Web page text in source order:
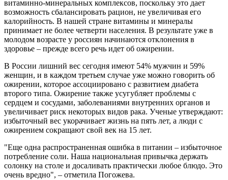
витаминно-минеральных комплексов, поскольку это дает
возможность сбалансировать рацион, не увеличивая его
калорийность. В нашей стране витамины и минералы
принимает не более четверти населения. В результате уже в
молодом возрасте у россиян начинаются отклонения в
здоровье – прежде всего речь идет об ожирении.
В России лишний вес сегодня имеют 54% мужчин и 59%
женщин, и в каждом третьем случае уже можно говорить об
ожирении, которое ассоциировано с развитием диабета
второго типа. Ожирение также усугубляет проблемы с
сердцем и сосудами, заболеваниями внутренних органов и
увеличивает риск некоторых видов рака. Ученые утверждают:
избыточный вес укорачивает жизнь на пять лет, а люди с
ожирением сокращают свой век на 15 лет.
"Еще одна распространенная ошибка в питании – избыточное
потребление соли. Наша национальная привычка держать
солонку на столе и досаливать практически любое блюдо. Это
очень вредно", – отметила Погожева.